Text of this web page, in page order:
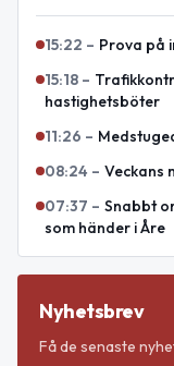
15:22 – Prova på
15:18 –
hastighetsböter
11:26 –
08:24 – Veckans
07:37 – Snabbt
som händer i Åre
Nyhetsbrev
Få de senaste